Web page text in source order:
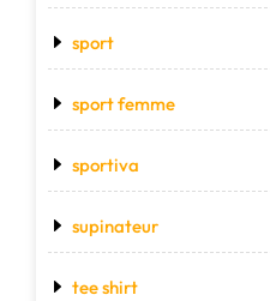
sport
sport femme
sportiva
supinateur
tee shirt